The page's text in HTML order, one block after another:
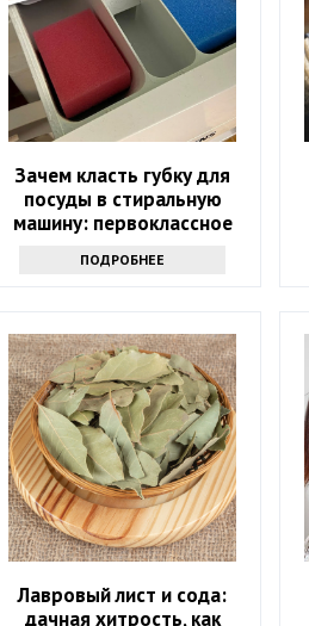
Зачем класть губку для
посуды в стиральную
машину: первоклассное
ПОДРОБНЕЕ
Лавровый лист и сода:
дачная хитрость, как